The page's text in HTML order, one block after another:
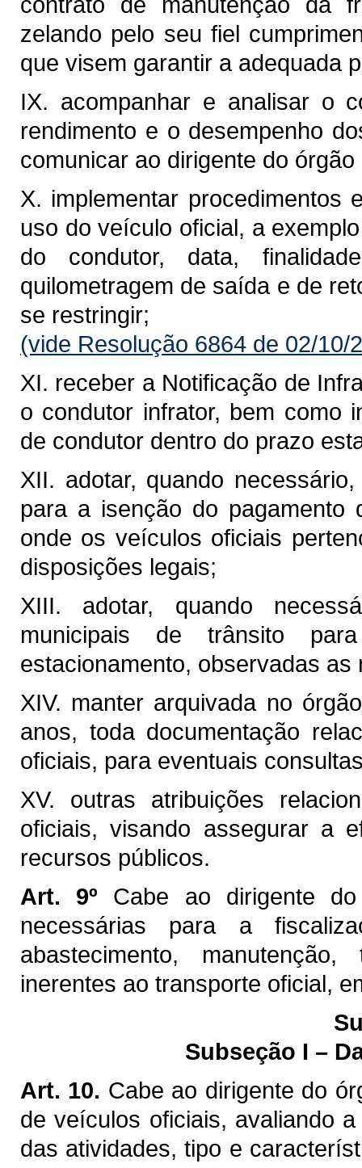
zelando pelo seu fiel
que visem garantir a adequada
IX. acompanhar e analisar o
rendimento e o desempenho
comunicar ao dirigente do
X. implementar procedimentos
uso do veículo oficial, a
do condutor, data,
quilometragem de saída e de
se restringir;
(vide Resolução 6864 de 02/10/
XI. receber a Notificação de
o condutor infrator, bem como
de condutor dentro do prazo
XII. adotar, quando
para a isenção do pagamento
onde os veículos oficiais
disposições legais;
XIII. adotar, quando
municipais de trânsito
estacionamento, observadas
XIV. manter arquivada no
anos, toda documentação
oficiais, para eventuais
XV. outras atribuições
oficiais, visando assegurar a
recursos públicos.
Art. 9º Cabe ao dirigente
necessárias para a
abastecimento,
inerentes ao transporte oficial,
Subseção I –
Art. 10. Cabe ao dirigente do
de veículos oficiais, avaliando
das atividades, tipo e